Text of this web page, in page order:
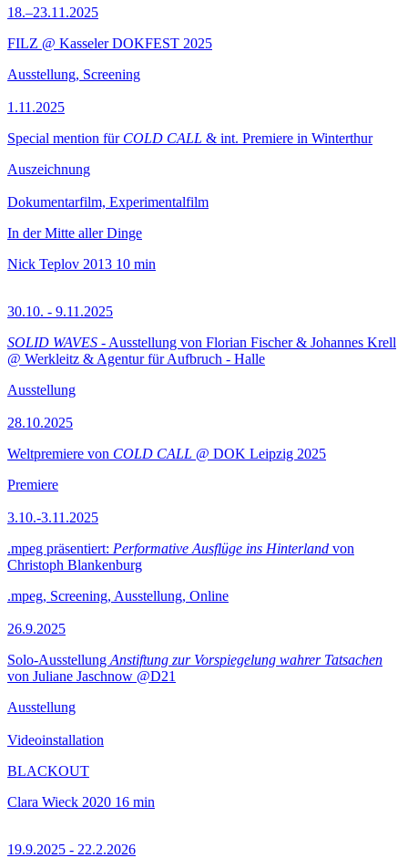
18.–23.11.2025
FILZ @ Kasseler DOKFEST 2025
Ausstellung, Screening
1.11.2025
Special mention für COLD CALL & int. Premiere in Winterthur
Auszeichnung
Dokumentarfilm, Experimentalfilm
In der Mitte aller Dinge
Nick Teplov 2013 10 min
30.10. - 9.11.2025
SOLID WAVES - Ausstellung von Florian Fischer & Johannes Krell
@ Werkleitz & Agentur für Aufbruch - Halle
Ausstellung
28.10.2025
Weltpremiere von COLD CALL @ DOK Leipzig 2025
Premiere
3.10.-3.11.2025
.mpeg präsentiert: Performative Ausflüge ins Hinterland von
Christoph Blankenburg
.mpeg, Screening, Ausstellung, Online
26.9.2025
Solo-Ausstellung Anstiftung zur Vorspiegelung wahrer Tatsachen
von Juliane Jaschnow @D21
Ausstellung
Videoinstallation
BLACKOUT
Clara Wieck 2020 16 min
19.9.2025 - 22.2.2026